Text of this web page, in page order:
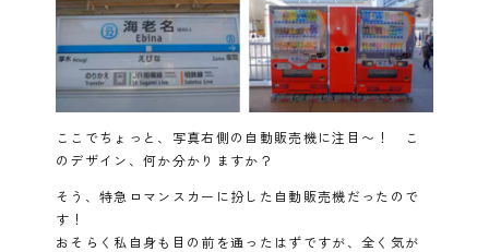
ここでちょっと、写真右側の自動販売機に注目〜！ こ
のデザイン、何か分かりますか？
そう、特急ロマンスカーに扮した自動販売機だったので
す！
おそらく私自身も目の前を通ったはずですが、全く気が